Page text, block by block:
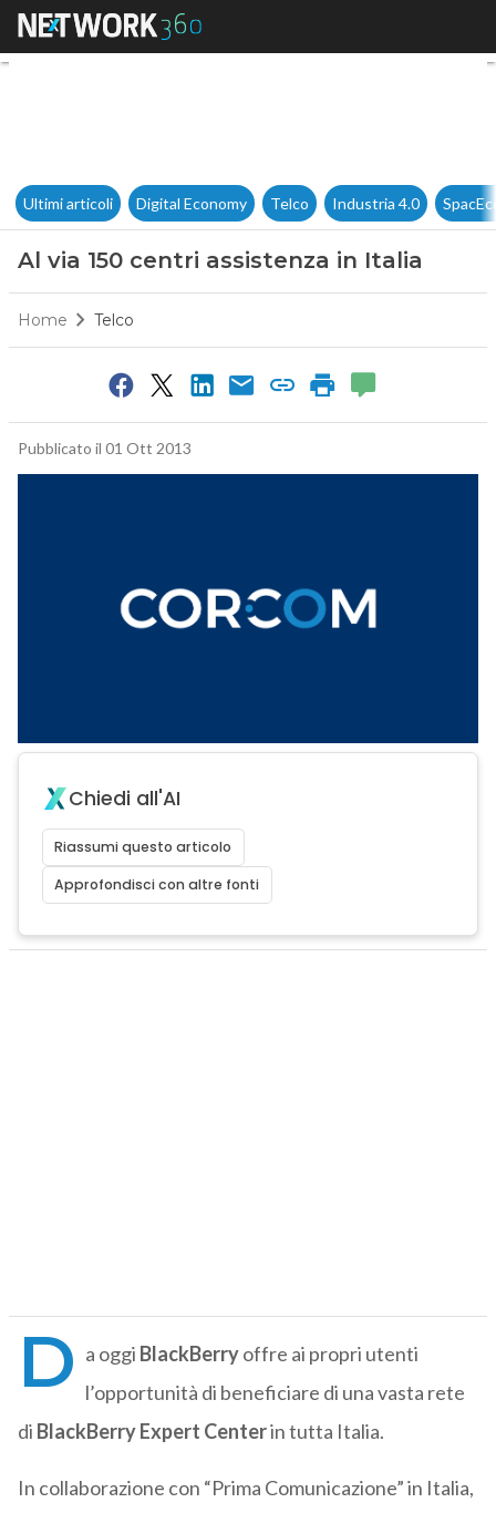
Al via 150 centri assistenza in
Ultimi articoli Digital Economy Telco Industria 4.0
Al via 150 centri assistenza in Italia
Home Telco
Pubblicato il 01 Ott 2013
Chiedi all'AI
Riassumi questo articolo
Approfondisci con altre fonti
D a oggi BlackBerryoffre ai propri utenti
l’opportunità di beneficiare di una vasta rete
di BlackBerry Expert Centerin tutta Italia.
In collaborazione con “Prima Comunicazione” in Italia,